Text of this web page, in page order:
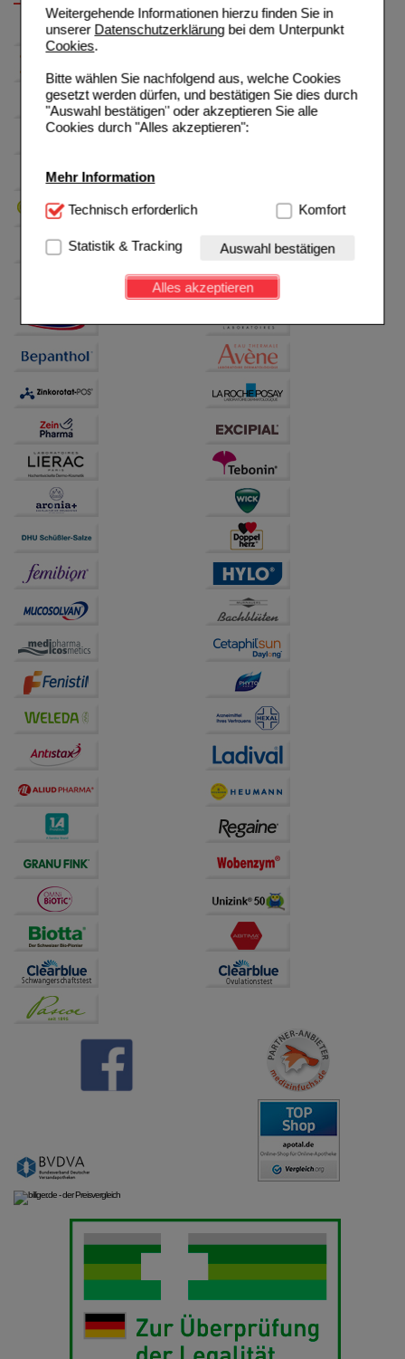
Weitergehende Informationen hierzu finden Sie in
unserer Datenschutzerklärungbei dem Unterpunkt
Cookies.
Bitte wählen Sie nachfolgend aus, welche Cookies
gesetzt werden dürfen, und bestätigen Sie dies durch
"Auswahl bestätigen" oder akzeptieren Sie alle
Cookies durch "Alles akzeptieren":
Mehr Information
Technisch Notwendig:Hierbei handelt es sich um
Website notwendig sind (z.B. Navigation, Warenkorb,
Kundenkonto), weshalb auf diese nicht verzichtet
werden kann.
Einkaufserlebnis noch ansprechender zu gestalten,
Besuchers oder unsere Seite an bevorzugte
Verhaltensweisen (z.B. Spracheinstellung)
anzupassen. Komfort-Cookies ermöglichen es uns
auch auf Ihre Bedürfnisse zugeschrittene Inhalte
anzuzeigen und unser Partnerprogramm zu
betreiben.
Statistik & Tracking:
Hierüber lassen sich
Informationen über die Art und Weise der Nutzung
unserer Website sammeln, mit deren Hilfe wir unsere
Website weiter für Sie optimieren können, den Inhalt
auf unserer Website aber auch die Werbung auf
Drittseiten möglichst relevant für Sie zu gestalten.
Bitte beachten Sie, dass Daten hierfür teilweise an
Dritte wie z.B. Google oder soziale Medien
übertragen werden.
Technisch erforderlich Komfort
Statistik & Tracking Auswahl bestätigen
Alles akzeptieren